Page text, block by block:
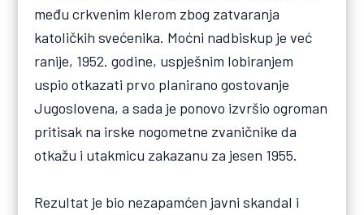
među crkvenim klerom zbog zatvaranja
katoličkih svećenika. Moćni nadbiskup je već
ranije, 1952. godine, uspješnim lobiranjem
uspio otkazati prvo planirano gostovanje
Jugoslovena, a sada je ponovo izvršio ogroman
pritisak na irske nogometne zvaničnike da
otkažu i utakmicu zakazanu za jesen 1955.
Rezultat je bio nezapamćen javni skandal i